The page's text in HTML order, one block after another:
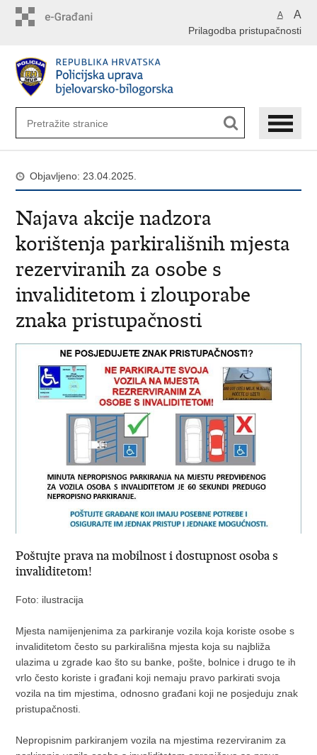
A A
Prilagodba pristupačnosti
Objavljeno: 23.04.2025.
Najava akcije nadzora
korištenja parkirališnih mjesta
rezerviranih za osobe s
invaliditetom i zlouporabe
znaka pristupačnosti
Poštujte prava na mobilnost i dostupnost osoba s
invaliditetom!
Foto: ilustracija
Mjesta namijenjenima za parkiranje vozila koja koriste osobe s
invaliditetom često su parkirališna mjesta koja su najbliža
ulazima u zgrade kao što su banke, pošte, bolnice i drugo te ih
vrlo često koriste i građani koji nemaju pravo parkirati svoja
vozila na tim mjestima, odnosno građani koji ne posjeduju znak
pristupačnosti.
Nepropisnim parkiranjem vozila na mjestima rezerviranim za